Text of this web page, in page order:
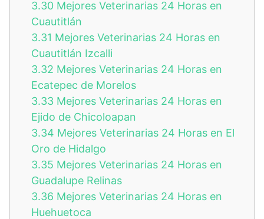
3.30 Mejores Veterinarias 24 Horas en
Cuautitlán
3.31 Mejores Veterinarias 24 Horas en
Cuautitlán Izcalli
3.32 Mejores Veterinarias 24 Horas en
Ecatepec de Morelos
3.33 Mejores Veterinarias 24 Horas en
Ejido de Chicoloapan
3.34 Mejores Veterinarias 24 Horas en El
Oro de Hidalgo
3.35 Mejores Veterinarias 24 Horas en
Guadalupe Relinas
3.36 Mejores Veterinarias 24 Horas en
Huehuetoca